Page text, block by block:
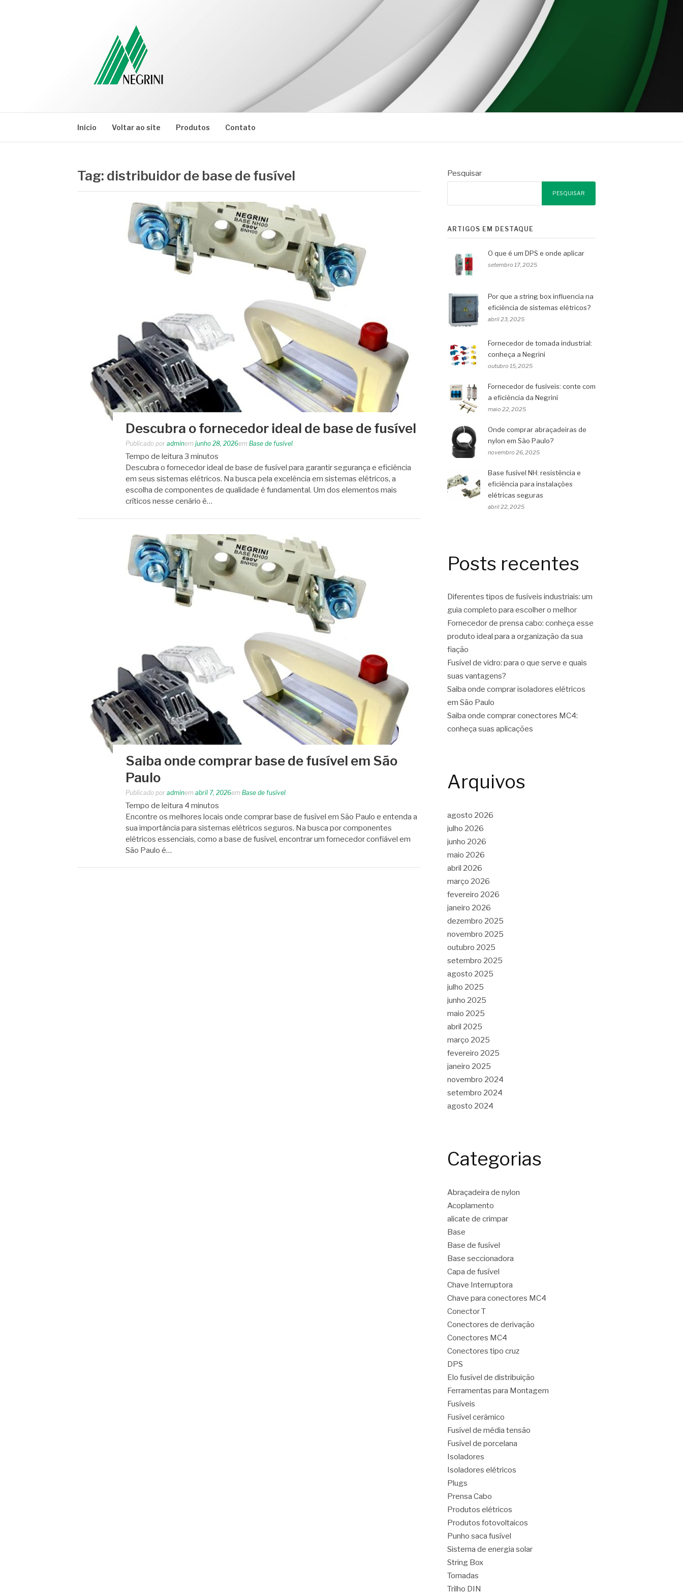
Início Voltar ao site Produtos Contato
Tag: distribuidor de base de fusível
Descubra o fornecedor ideal de base de fusível
Publicado por adminem junho 28, 2026em Base de fusível
Tempo de leitura 3 minutos
Descubra o fornecedor ideal de base de fusível para garantir segurança e eficiência
em seus sistemas elétricos. Na busca pela excelência em sistemas elétricos, a
escolha de componentes de qualidade é fundamental. Um dos elementos mais
críticos nesse cenário é…
Saiba onde comprar base de fusível em São
Paulo
Publicado por adminem abril 7, 2026em Base de fusível
Tempo de leitura 4 minutos
Encontre os melhores locais onde comprar base de fusível em São Paulo e entenda a
sua importância para sistemas elétricos seguros. Na busca por componentes
elétricos essenciais, como a base de fusível, encontrar um fornecedor confiável em
São Paulo é…
Pesquisar
PESQUISAR
ARTIGOS EM DESTAQUE
O que é um DPS e onde aplicar
setembro 17, 2025
Por que a string box influencia na
eficiência de sistemas elétricos?
abril 23, 2025
Fornecedor de tomada industrial:
conheça a Negrini
outubro 15, 2025
Fornecedor de fusíveis: conte com
a eficiência da Negrini
maio 22, 2025
Onde comprar abraçadeiras de
nylon em São Paulo?
novembro 26, 2025
Base fusível NH: resistência e
eficiência para instalações
elétricas seguras
abril 22, 2025
Posts recentes
Diferentes tipos de fusíveis industriais: um
guia completo para escolher o melhor
Fornecedor de prensa cabo: conheça esse
produto ideal para a organização da sua
fiação
Fusível de vidro: para o que serve e quais
suas vantagens?
Saiba onde comprar isoladores elétricos
em São Paulo
Saiba onde comprar conectores MC4:
conheça suas aplicações
Arquivos
agosto 2026
julho 2026
junho 2026
maio 2026
abril 2026
março 2026
fevereiro 2026
janeiro 2026
dezembro 2025
novembro 2025
outubro 2025
setembro 2025
agosto 2025
julho 2025
junho 2025
maio 2025
abril 2025
março 2025
fevereiro 2025
janeiro 2025
novembro 2024
setembro 2024
agosto 2024
Categorias
Abraçadeira de nylon
Acoplamento
alicate de crimpar
Base
Base de fusível
Base seccionadora
Capa de fusível
Chave Interruptora
Chave para conectores MC4
Conector T
Conectores de derivação
Conectores MC4
Conectores tipo cruz
DPS
Elo fusível de distribuição
Ferramentas para Montagem
Fusíveis
Fusível cerâmico
Fusível de média tensão
Fusível de porcelana
Isoladores
Isoladores elétricos
Plugs
Prensa Cabo
Produtos elétricos
Produtos fotovoltaicos
Punho saca fusível
Sistema de energia solar
String Box
Tomadas
Trilho DIN